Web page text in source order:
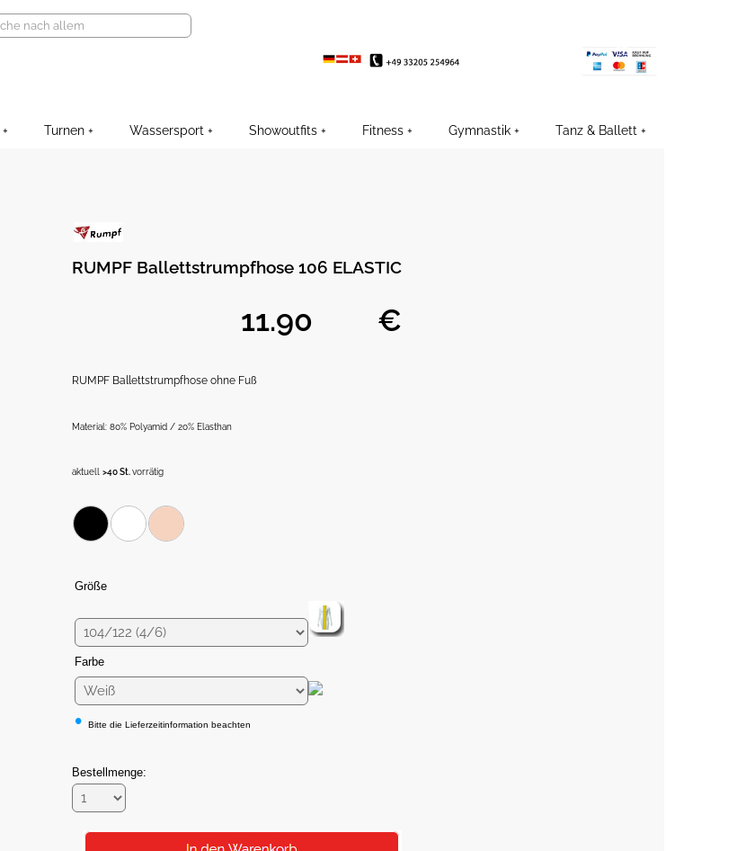
EE
Turnen Wassersport Showoutfits Fitness Gymnastik Tanz & Ballett
RUMPF Ballettstrumpfhose 106 ELASTIC
€
RUMPF Ballettstrumpfhose ohne Fuß
Material: 80% Polyamid / 20% Elasthan
aktuell >40 St.vorrätig
Größe
Farbe
• Bitte die Lieferzeitinformation beachten
Bestellmenge: